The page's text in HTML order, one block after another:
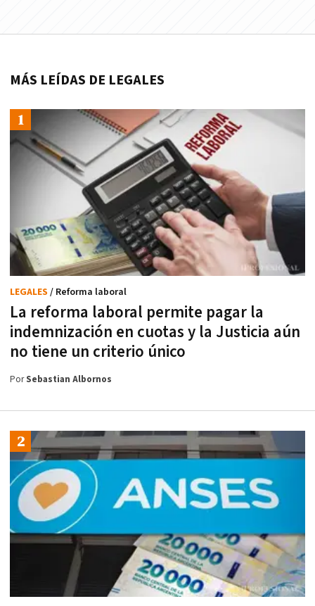
MÁS LEÍDAS DE LEGALES
La reforma laboral permite pagar la
indemnización en cuotas y la Justicia aún
no tiene un criterio único
LEGALES / Reforma laboral
PorSebastian Albornos